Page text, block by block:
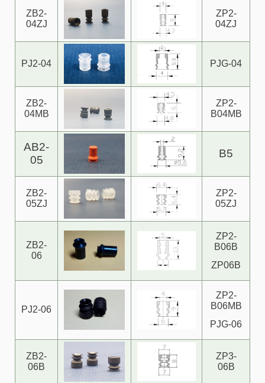
ZB2-
04ZJ
ZP2-
04ZJ
PJ2-04 PJG-04
ZB2-
04MB
ZP2-
B04MB
AB2-
05
B5
ZB2-
05ZJ
ZP2-
05ZJ
ZB2-
06
ZP2-
B06B
ZP06B
PJ2-06
ZP2-
B06MB
PJG-06
ZB2-
06B
ZP3-
06B